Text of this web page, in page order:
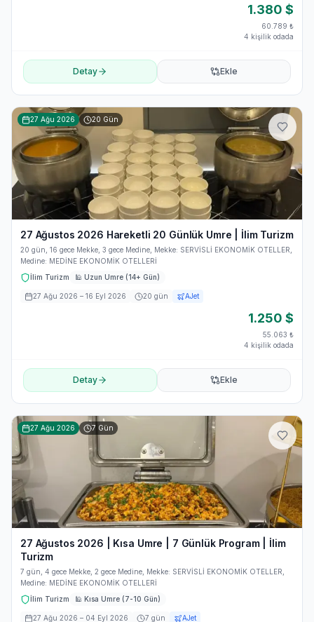
1.380 $
60.789 ₺
4 kişilik odada
Detay Ekle
27 Ağu 2026 20 Gün
27 Ağustos 2026 Hareketli 20 Günlük Umre | İlim Turizm
20 gün, 16 gece Mekke, 3 gece Medine, Mekke: SERVİSLİ EKONOMİK OTELLER,
Medine: MEDİNE EKONOMİK OTELLERİ
İlim Turizm
🕌 Uzun Umre (14+ Gün)
27 Ağu 2026 – 16 Eyl 2026 20 gün AJet
1.250 $
55.063 ₺
4 kişilik odada
Detay Ekle
27 Ağu 2026 7 Gün
27 Ağustos 2026 | Kısa Umre | 7 Günlük Program | İlim
Turizm
7 gün, 4 gece Mekke, 2 gece Medine, Mekke: SERVİSLİ EKONOMİK OTELLER,
Medine: MEDİNE EKONOMİK OTELLERİ
İlim Turizm
🕌 Kısa Umre (7-10 Gün)
27 Ağu 2026 – 04 Eyl 2026 7 gün AJet